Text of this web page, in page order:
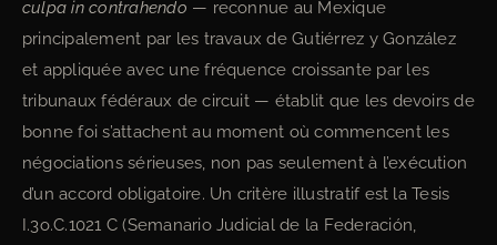
culpa in contrahendo — reconnue au Mexique
principalement par les travaux de Gutiérrez y González
et appliquée avec une fréquence croissante par les
tribunaux fédéraux de circuit — établit que les devoirs de
bonne foi s’attachent au moment où commencent les
négociations sérieuses, non pas seulement à l’exécution
d’un accord obligatoire. Un critère illustratif est la Tesis
I.3o.C.1021 C (Semanario Judicial de la Federación,